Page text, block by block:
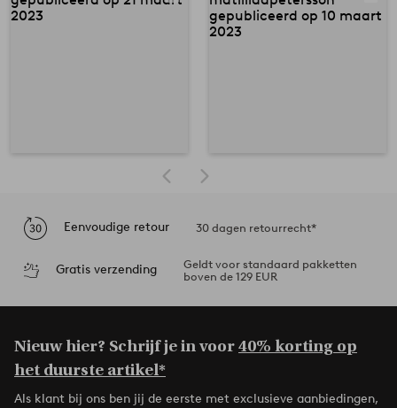
Eenvoudige retour 30 dagen retourrecht*
Gratis verzending
Geldt voor standaard pakketten
boven de 129 EUR
Nieuw hier? Schrijf je in voor40% korting op
het duurste artikel*
Als klant bij ons ben jij de eerste met exclusieve aanbiedingen,